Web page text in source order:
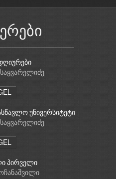
უნივერსიტეტი
პირველი